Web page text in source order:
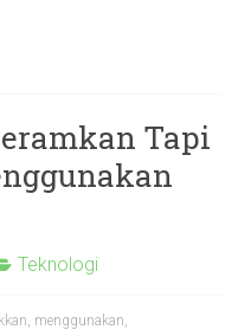
Tapi
Teknologi
, menggunakan,